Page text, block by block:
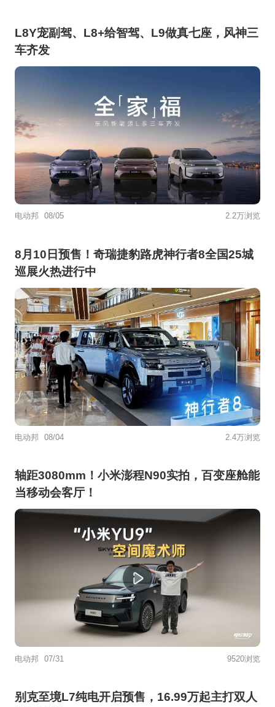
L8Y宠副驾、L8+给智驾、L9做真七座，风神三
车齐发
电动邦 08/05 2.2万浏览
8月10日预售！奇瑞捷豹路虎神行者8全国25城
巡展火热进行中
电动邦 08/04 2.4万浏览
轴距3080mm！小米澎程N90实拍，百变座舱能
当移动会客厅！
电动邦 07/31 9520浏览
别克至境L7纯电开启预售，16.99万起主打双人